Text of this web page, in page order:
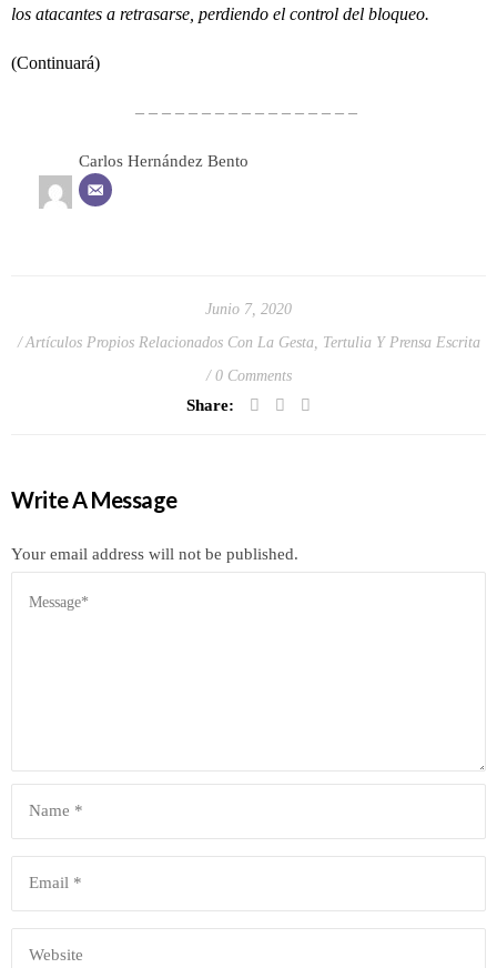
los atacantes a retrasarse, perdiendo el control del bloqueo.
(Continuará)
– – – – – – – – – – – – – – – – –
Carlos Hernández Bento
Junio 7, 2020
Artículos Propios Relacionados Con La Gesta, Tertulia Y Prensa Escrita
0 Comments
Share:
Write A Message
Your email address will not be published.